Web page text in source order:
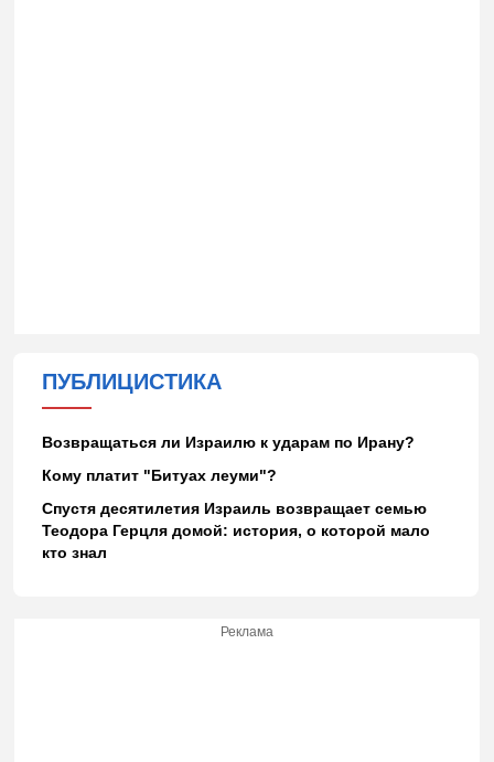
ПУБЛИЦИСТИКА
Возвращаться ли Израилю к ударам по Ирану?
Кому платит "Битуах леуми"?
Спустя десятилетия Израиль возвращает семью
Теодора Герцля домой: история, о которой мало
кто знал
Реклама